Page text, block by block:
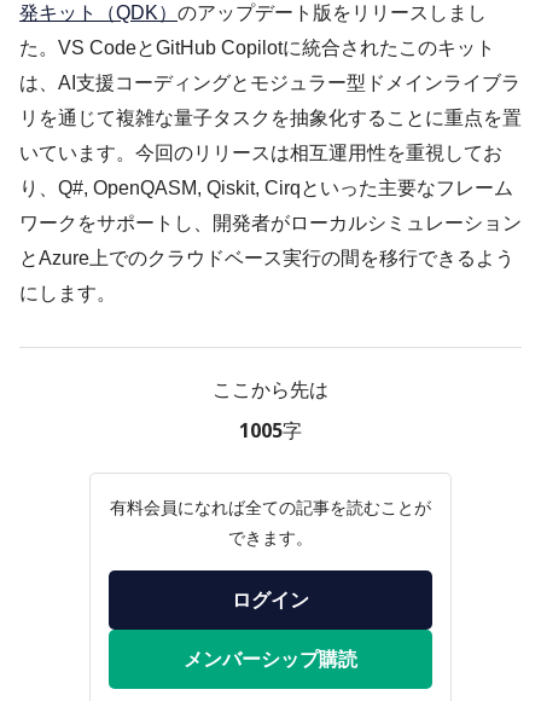
発キット（QDK） のアップデート版をリリースしまし
た。VS CodeとGitHub Copilotに統合されたこのキット
は、AI支援コーディングとモジュラー型ドメインライブラ
リを通じて複雑な量子タスクを抽象化することに重点を置
いています。今回のリリースは相互運用性を重視してお
り、Q#, OpenQASM, Qiskit, Cirqといった主要なフレーム
ワークをサポートし、開発者がローカルシミュレーション
とAzure上でのクラウドベース実行の間を移行できるよう
にします。
ここから先は
1005字
有料会員になれば全ての記事を読むことが
できます。
ログイン
メンバーシップ購読